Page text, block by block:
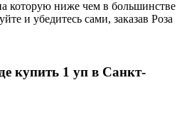
которую ниже чем в большинстве
и убедитесь сами, заказав Роза
купить 1 уп в Санкт-